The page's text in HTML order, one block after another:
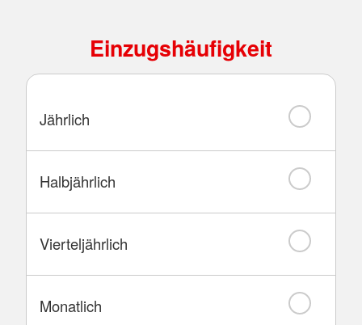
Einzugshäufigkeit
Jährlich
Halbjährlich
Vierteljährlich
Monatlich